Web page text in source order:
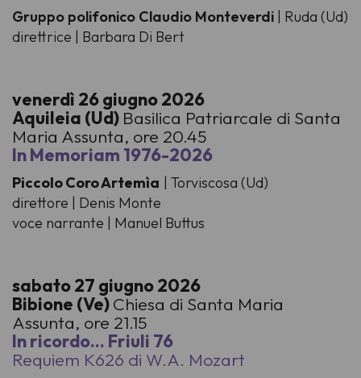
Gruppo polifonico Claudio Monteverdi | Ruda (Ud)
direttrice | Barbara Di Bert
venerdì 26 giugno 2026
Aquileia (Ud) Basilica Patriarcale di Santa
Maria Assunta, ore 20.45
In Memoriam 1976-2026
Piccolo Coro Artemìa | Torviscosa (Ud)
direttore | Denis Monte
voce narrante | Manuel Buttus
sabato 27 giugno 2026
Bibione (Ve)Chiesa di Santa Maria
Assunta, ore 21.15
In ricordo… Friuli 76
Requiem K626 di W.A. Mozart